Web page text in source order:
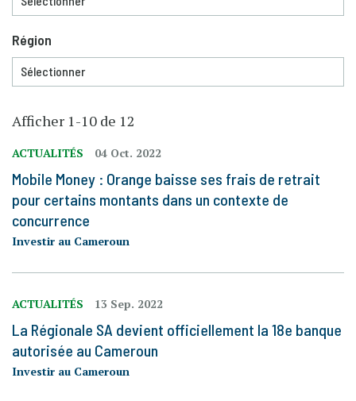
Afficher 1-10 de 12
ACTUALITÉS 04 Oct. 2022
Mobile Money : Orange baisse ses frais de retrait
pour certains montants dans un contexte de
concurrence
Investir au Cameroun
ACTUALITÉS 13 Sep. 2022
La Régionale SA devient officiellement la 18e banque
autorisée au Cameroun
Investir au Cameroun
Région